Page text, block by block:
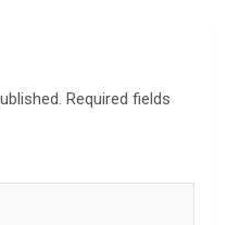
Required fields